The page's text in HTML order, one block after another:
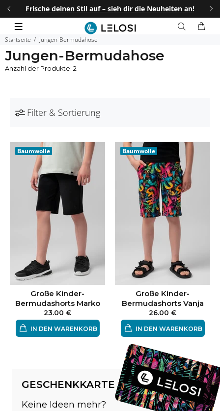
– sieh dir die Neuheiten an! 25% auf JEDEN zweiten Artikel
Startseite Jungen-Bermudahose
Jungen-Bermudahose
Anzahl der Produkte: 2
Filter & Sortierung
Baumwolle
Große Kinder-
Bermudashorts Marko
23.00 €
IN DEN WARENKORB
Baumwolle
Große Kinder-
Bermudashorts Vanja
26.00 €
IN DEN WARENKORB
GESCHENKKARTE
Keine Ideen mehr?